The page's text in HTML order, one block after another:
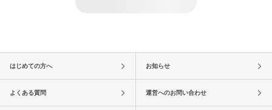
はじめての方へ お知らせ
よくある質問 運営へのお問い合わせ